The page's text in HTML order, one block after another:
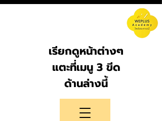
เรียกดูหน้าต่างๆ
แตะที่เมนู 3 ขีด
ด้านล่างนี้